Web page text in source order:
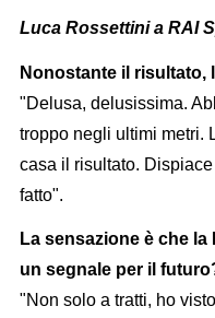
Luca Rossettini a RAI
Nonostante il risultato,
"Delusa, delusissima.
troppo negli ultimi metri.
casa il risultato.
fatto".
La sensazione è che
un segnale per il
"Non solo a tratti, ho